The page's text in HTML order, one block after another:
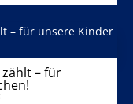
zählt – für